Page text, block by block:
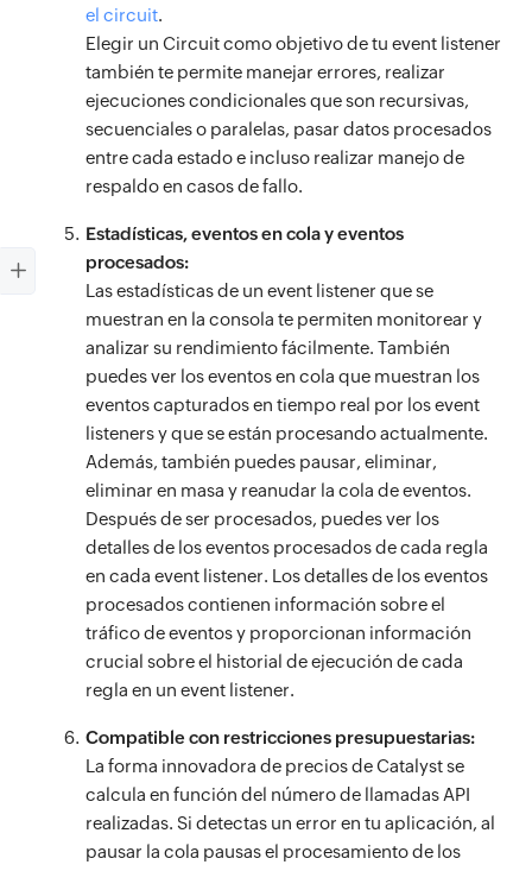
el circuit.
Elegir un Circuit como objetivo de tu event listener
también te permite manejar errores, realizar
ejecuciones condicionales que son recursivas,
secuenciales o paralelas, pasar datos procesados
entre cada estado e incluso realizar manejo de
respaldo en casos de fallo.
Estadísticas, eventos en cola y eventos
procesados:
Las estadísticas de un event listener que se
muestran en la consola te permiten monitorear y
analizar su rendimiento fácilmente. También
puedes ver los eventos en cola que muestran los
eventos capturados en tiempo real por los event
listeners y que se están procesando actualmente.
Además, también puedes pausar, eliminar,
eliminar en masa y reanudar la cola de eventos.
Después de ser procesados, puedes ver los
detalles de los eventos procesados de cada regla
en cada event listener. Los detalles de los eventos
procesados contienen información sobre el
tráfico de eventos y proporcionan información
crucial sobre el historial de ejecución de cada
regla en un event listener.
Compatible con restricciones presupuestarias:
La forma innovadora de precios de Catalyst se
calcula en función del número de llamadas API
realizadas. Si detectas un error en tu aplicación, al
pausar la cola pausas el procesamiento de los